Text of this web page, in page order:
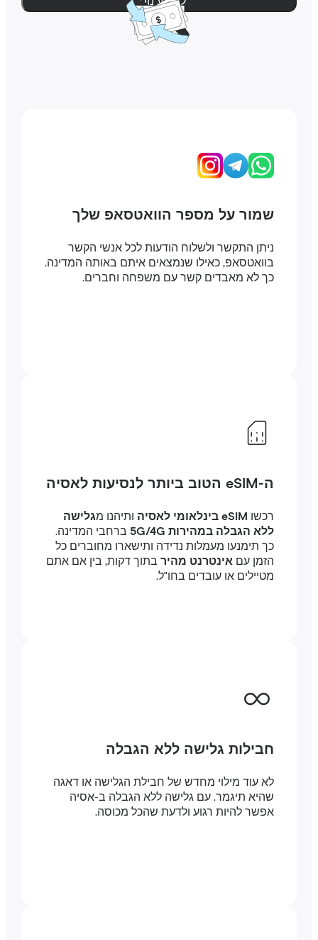
שמור על מספר הוואטסאפ שלך
ניתן התקשר ולשלוח הודעות לכל אנשי הקשר
בוואטסאפ, כאילו שנמצאים איתם באותה המדינה.
כך לא מאבדים קשר עם משפחה וחברים.
eSIM בינלאומי לאסיה ותיהנו מגלישה
ללא הגבלה במהירות 5G/4G
ברחבי המדינה.
כך תימנעו מעמלות נדידה ותישארו מחוברים כל
הזמן עםאינטרנט מהיר בתוך דקות, בין אם אתם
מטיילים או עובדים בחו"ל.
חבילות גלישה ללא הגבלה
לא עוד מילוי מחדש של חבילת הגלישה או דאגה
שהיא תיגמר. עם גלישה ללא הגבלה ב-אסיה
אפשר להיות רגוע ולדעת שהכל מכוסה.